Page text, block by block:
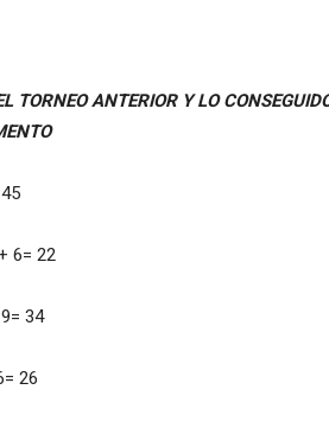
TORNEO ANTERIOR Y LO
6= 22
34
26